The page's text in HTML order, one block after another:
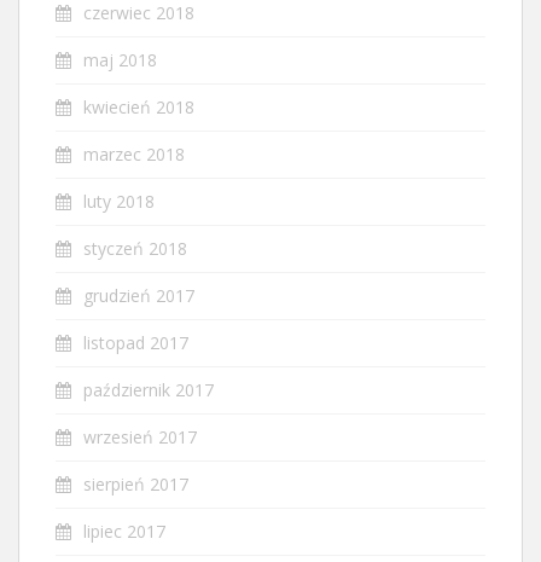
czerwiec 2018
maj 2018
kwiecień 2018
marzec 2018
luty 2018
styczeń 2018
grudzień 2017
listopad 2017
październik 2017
wrzesień 2017
sierpień 2017
lipiec 2017